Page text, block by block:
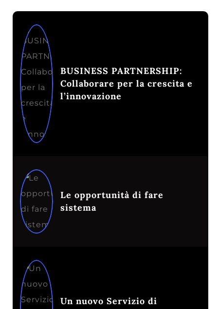
BUSINESS PARTNERSHIP:
Collaborare per la crescita e
l’innovazione
Le opportunità di fare
sistema
Un nuovo Servizio di